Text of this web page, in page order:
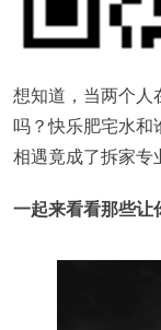
想知道，当两个人
吗？快乐肥宅水和
相遇竟成了拆家专
一起来看看那些让